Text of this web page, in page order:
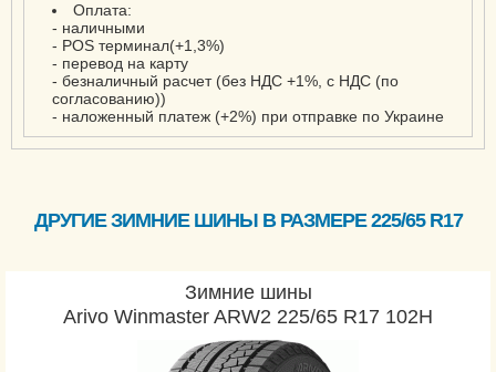
Оплата:
- наличными
- POS терминал(+1,3%)
- перевод на карту
- безналичный расчет (без НДС +1%, с НДС (по
согласованию))
- наложенный платеж (+2%) при отправке по Украине
ДРУГИЕ ЗИМНИЕ ШИНЫ В РАЗМЕРЕ 225/65 R17
Зимние шины
Arivo Winmaster ARW2 225/65 R17 102H